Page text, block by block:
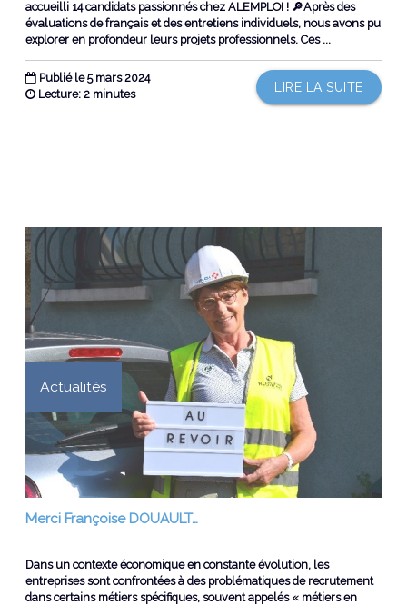
accueilli 14 candidats passionnés chez ALEMPLOI ! 🔎Après des
évaluations de français et des entretiens individuels, nous avons pu
explorer en profondeur leurs projets professionnels. Ces ...
Publié le 5 mars 2024
LIRE LA SUITE
Lecture: 2 minutes
Actualités
Merci Françoise DOUAULT…
Dans un contexte économique en constante évolution, les
entreprises sont confrontées à des problématiques de recrutement
dans certains métiers spécifiques, souvent appelés « métiers en